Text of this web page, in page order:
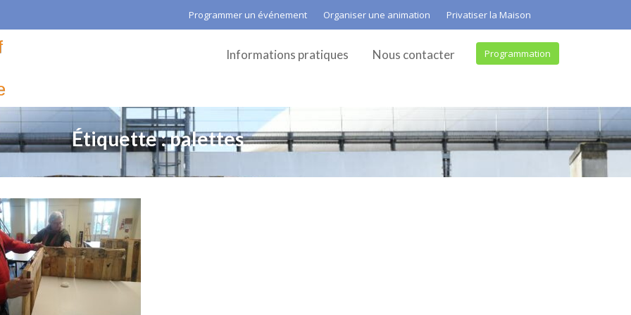
Programmer un événement Organiser une animation Privatiser la Maison
Programmation
Informations pratiques Nous contacter
Étiquette :palettes